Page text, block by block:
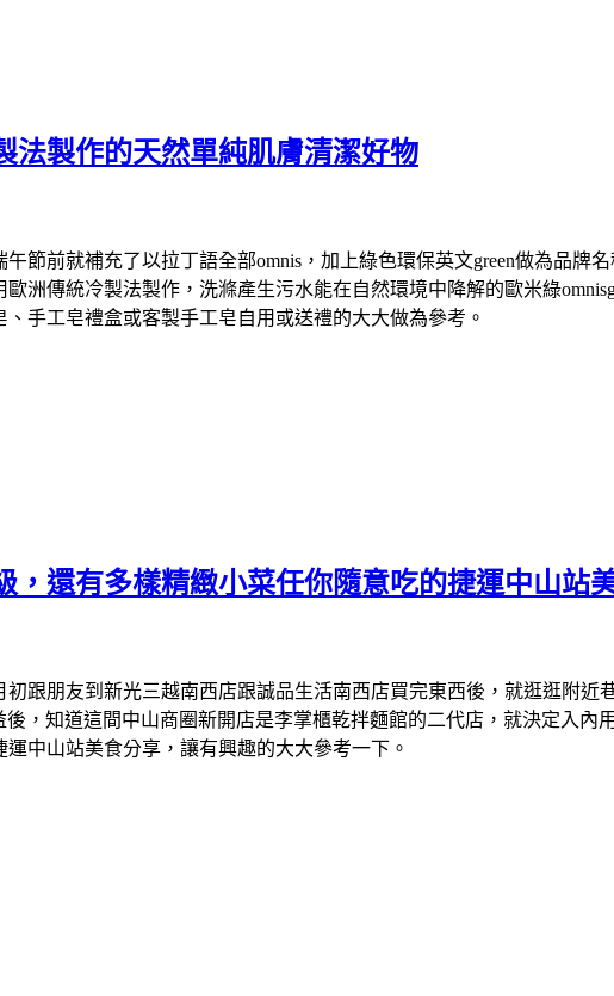
法製作的天然單純肌膚清潔好物
前就補充了以拉丁語全部omnis，加上綠色環保英文green做為品牌名
洲傳統冷製法製作，洗滌產生污水能在自然環境中降解的歐米綠
手工皂禮盒或客製手工皂自用或送禮的大大做為參考。
，還有多樣精緻小菜任你隨意吃的捷運中山站
跟朋友到新光三越南西店跟誠品生活南西店買完東西後，就逛逛附近
，知道這間中山商圈新開店是李掌櫃乾拌麵館的二代店，就決定入內
中山站美食分享，讓有興趣的大大參考一下。